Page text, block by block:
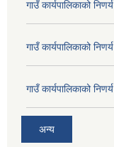
गाउँ कार्यपालिकाको
गाउँ कार्यपालिकाको
गाउँ कार्यपालिकाको
अन्य